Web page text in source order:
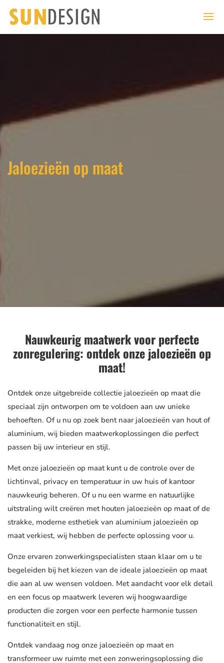
Jaloezieën op maat
Nauwkeurig maatwerk voor perfecte
zonregulering: ontdek onze jaloezieën op
maat!
Ontdek onze uitgebreide collectie jaloezieën op maat die
speciaal zijn ontworpen om te voldoen aan uw unieke
behoeften. Of u nu op zoek bent naar jaloezieën van hout of
aluminium, wij bieden maatwerkoplossingen die perfect
passen bij uw interieur en stijl.
Met onze jaloezieën op maat kunt u de controle over de
lichtinval, privacy en temperatuur in uw huis of kantoor
nauwkeurig beheren. Of u nu een warme en natuurlijke
uitstraling wilt creëren met houten jaloezieën op maat of de
strakke, moderne esthetiek van aluminium jaloezieën op
maat verkiest, wij hebben de perfecte oplossing voor u.
Onze ervaren zonwerkingspecialisten staan klaar om u te
begeleiden bij het kiezen van de ideale jaloezieën op maat
die aan al uw wensen voldoen. Met aandacht voor elk detail
en een focus op maatwerk leveren wij hoogwaardige
producten die zorgen voor een perfecte harmonie tussen
functionaliteit en stijl.
Ontdek vandaag nog onze jaloezieën op maat en
transformeer uw ruimte met een zonweringsoplossing die